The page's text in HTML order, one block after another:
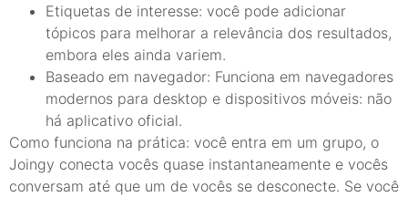
Etiquetas de interesse: você pode adicionar
tópicos para melhorar a relevância dos resultados,
embora eles ainda variem.
Baseado em navegador: Funciona em navegadores
modernos para desktop e dispositivos móveis: não
há aplicativo oficial.
Como funciona na prática: você entra em um grupo, o
Joingy conecta vocês quase instantaneamente e vocês
conversam até que um de vocês se desconecte. Se você